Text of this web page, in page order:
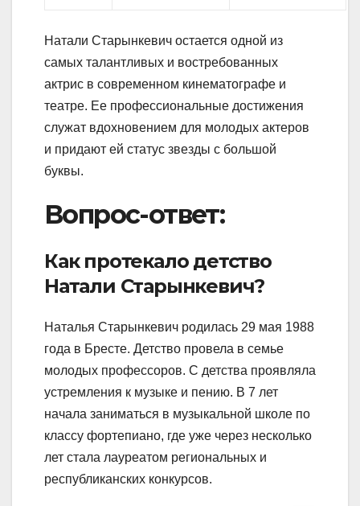
Натали Старынкевич остается одной из
самых талантливых и востребованных
актрис в современном кинематографе и
театре. Ее профессиональные достижения
служат вдохновением для молодых актеров
и придают ей статус звезды с большой
буквы.
Вопрос-ответ:
Как протекало детство
Натали Старынкевич?
Наталья Старынкевич родилась 29 мая 1988
года в Бресте. Детство провела в семье
молодых профессоров. С детства проявляла
устремления к музыке и пению. В 7 лет
начала заниматься в музыкальной школе по
классу фортепиано, где уже через несколько
лет стала лауреатом региональных и
республиканских конкурсов.